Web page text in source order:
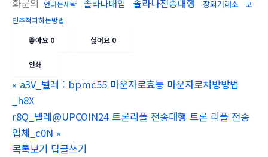
화문의
언더돈세탁 솔라나매입 솔라나전송대행 장외거래소
코
인추적피하는방법
좋아요 0 싫어요 0
인쇄
« a3V_텔레 : bpmc55 마운자로효능 마운자로처방방법
_h8X
r8Q_텔레@UPCOIN24 트론리플 전송대행 트론 리플 전송
업체_c0N »
목록보기 답글쓰기